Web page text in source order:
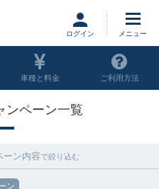
ログイン
車種と料金 ご利用方法
ンペーン一覧
ーン内容で絞り込む
ン